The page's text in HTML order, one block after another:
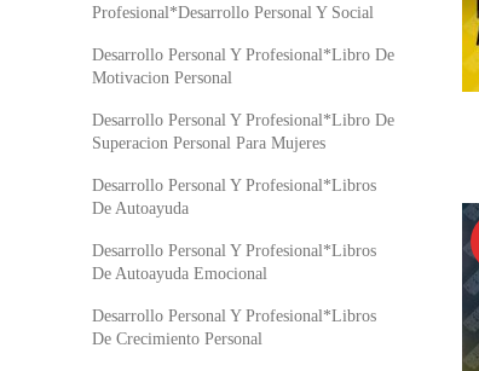
Profesional*Desarrollo Personal Y Social
Desarrollo Personal Y Profesional*Libro De
Motivacion Personal
Desarrollo Personal Y Profesional*Libro De
Superacion Personal Para Mujeres
Desarrollo Personal Y Profesional*Libros
De Autoayuda
Desarrollo Personal Y Profesional*Libros
De Autoayuda Emocional
Desarrollo Personal Y Profesional*Libros
De Crecimiento Personal